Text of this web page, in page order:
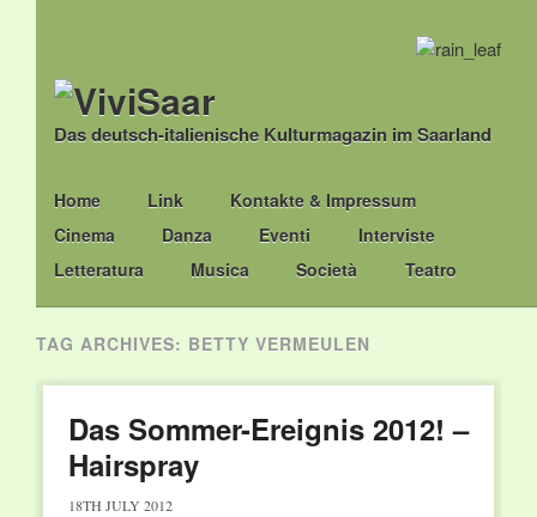
Das deutsch-italienische Kulturmagazin im Saarland
Main menu
Skip
to
content
Home Link
Kontakte & Impressum
Cinema
Danza Eventi
Interviste
Letteratura
Musica Società Teatro
TAG ARCHIVES: BETTY VERMEULEN
Das Sommer-Ereignis 2012! –
Hairspray
18TH JULY 2012